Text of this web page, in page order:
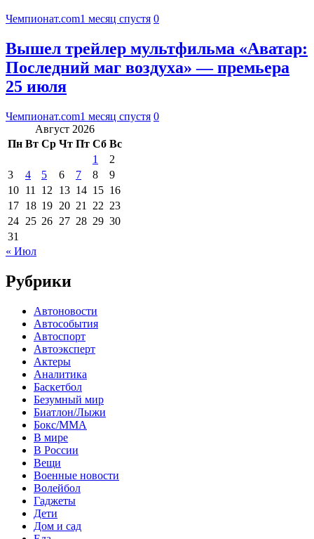
Чемпионат.com1 месяц спустя 0
Вышел трейлер мультфильма «Аватар:
Последний маг воздуха» — премьера
25 июля
Чемпионат.com1 месяц спустя 0
Август 2026
Пн Вт Ср Чт Пт Сб Вс
1
2
3
4 5 6 7 8
9
10 11 12 13 14 15 16
17 18 19 20 21 22 23
24 25 26 27 28 29 30
31
« Июл
Рубрики
Автоновости
Автособытия
Автоспорт
Автоэксперт
Актеры
Аналитика
Баскетбол
Безумный мир
Биатлон/Лыжи
Бокс/MMA
В мире
В России
Вещи
Военные новости
Волейбол
Гаджеты
Дети
Дом и сад